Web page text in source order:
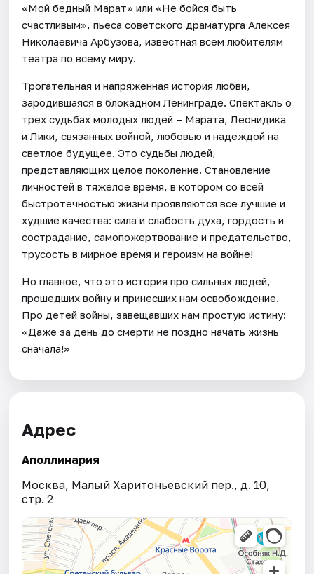
«Мой бедный Марат» или «Не бойся быть
счастливым», пьеса советского драматурга Алексея
Николаевича Арбузова, известная всем любителям
театра по всему миру.
Трогательная и напряженная история любви,
зародившаяся в блокадном Ленинграде. Спектакль о
трех судьбах молодых людей – Марата, Леонидика
и Лики, связанных войной, любовью и надеждой на
светлое будущее. Это судьбы людей,
представляющих целое поколение. Становление
личностей в тяжелое время, в котором со всей
быстротечностью жизни проявляются все лучшие и
худшие качества: сила и слабость духа, гордость и
сострадание, самопожертвование и предательство,
трусость в мирное время и героизм на войне!
Но главное, что это история про сильных людей,
прошедших войну и принесших нам освобождение.
Про детей войны, завещавших нам простую истину:
«Даже за день до смерти не поздно начать жизнь
сначала!»
Адрес
Аполлинария
Москва, Малый Харитоньевский пер., д. 10,
стр. 2